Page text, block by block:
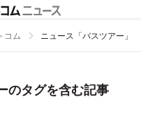
コム ニュース「バスツアー」
のタグを含む記事